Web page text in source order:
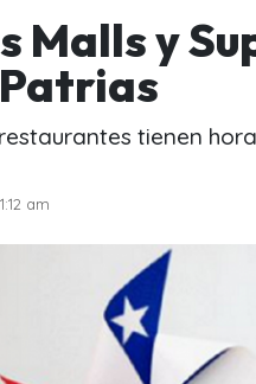
Malls y
tienen
am